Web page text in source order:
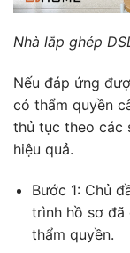
Nhà lắp ghép
Nếu đáp ứng
có thẩm quyền
thủ tục theo các
hiệu quả.
Bước 1: Chủ
trình hồ sơ
thẩm quyền.